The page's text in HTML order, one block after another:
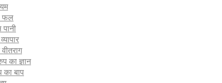
फल
का ज्ञान
का बाप